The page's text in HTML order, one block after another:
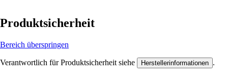
Produktsicherheit
Bereich überspringen
Verantwortlich für Produktsicherheit siehe Herstellerinformationen .